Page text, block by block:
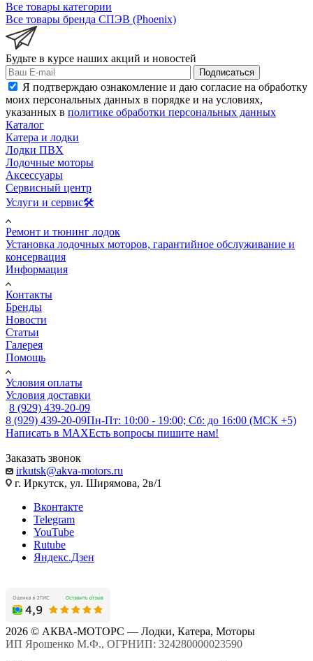
Все товары категории
Все товары бренда СПЭВ (Phoenix)
Будьте в курсе наших акций и новостей
Подписаться
Я подтверждаю ознакомление и даю согласие на обработку
моих персональных данных в порядке и на условиях,
указанных в политике обработки персональных данных
Каталог
Катера и лодки
Лодки ПВХ
Лодочные моторы
Аксессуары
Сервисный центр
Услуги и сервис🛠️
Ремонт и тюнинг лодок
Установка лодочных моторов, гарантийное обслуживание и
консервация
Информация
Контакты
Бренды
Новости
Статьи
Галерея
Помощь
Условия оплаты
Условия доставки
8 (929) 439-20-09
8 (929) 439-20-09Пн-Пт: 10:00 - 19:00; Сб: до 16:00 (МСК +5)
Написать в MAXЕсть вопросы пишите нам!
Заказать звонок
irkutsk@akva-motors.ru
г. Иркутск, ул. Ширямова, 2в/1
Вконтакте
Telegram
YouTube
Rutube
Яндекс.Дзен
2026 © АКВА-МОТОРС — Лодки, Катера, Моторы
ИП Ярошенко М.Ф., ОГРНИП: 324280000023590